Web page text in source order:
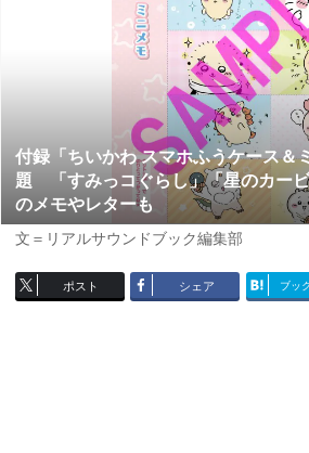
付録「ちいかわ スマホふうケース＆
題 「すみっコぐらし」「星のカー
のメモやレターも
文＝リアルサウンドブック編集部
ポスト シェア ブッ